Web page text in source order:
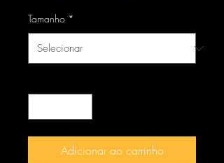
Tamanho *
Adicionar ao carrinho